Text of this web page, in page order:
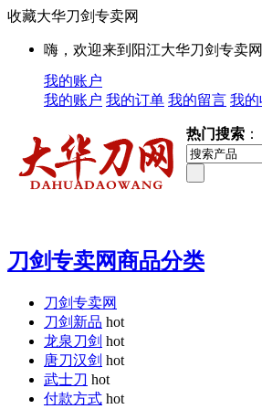
收藏大华刀剑专卖网
嗨，欢迎来到阳江大华刀剑专卖
我的账户
我的账户 我的订单 我的留言 我
热门搜索 ：
刀剑专卖网商品分类
刀剑专卖网
刀剑新品 hot
龙泉刀剑 hot
唐刀汉剑 hot
武士刀 hot
付款方式 hot